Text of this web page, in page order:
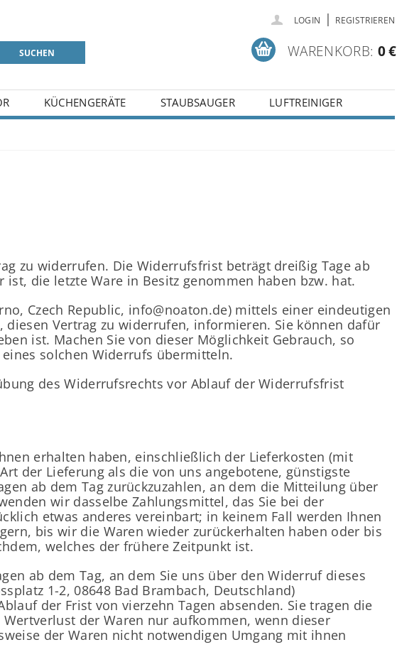
LOGIN | REGISTRIEREN
WARENKORB: 0 €
KÜCHENGERÄTE STAUBSAUGER
LUFTREINIGER
zu widerrufen. Die Widerrufsfrist beträgt dreißig Tage ab
die letzte Ware in Besitz genommen haben bzw. hat.
Czech Republic, info@noaton.de) mittels einer eindeutigen
Vertrag zu widerrufen, informieren. Sie können dafür
ist. Machen Sie von dieser Möglichkeit Gebrauch, so
solchen Widerrufs übermitteln.
des Widerrufsrechts vor Ablauf der Widerrufsfrist
erhalten haben, einschließlich der Lieferkosten (mit
der Lieferung als die von uns angebotene, günstigste
ab dem Tag zurückzuzahlen, an dem die Mitteilung über
wir dasselbe Zahlungsmittel, das Sie bei der
etwas anderes vereinbart; in keinem Fall werden Ihnen
bis wir die Waren wieder zurückerhalten haben oder bis
welches der frühere Zeitpunkt ist.
ab dem Tag, an dem Sie uns über den Widerruf dieses
1-2, 08648 Bad Brambach, Deutschland)
der Frist von vierzehn Tagen absenden. Sie tragen die
der Waren nur aufkommen, wenn dieser
der Waren nicht notwendigen Umgang mit ihnen